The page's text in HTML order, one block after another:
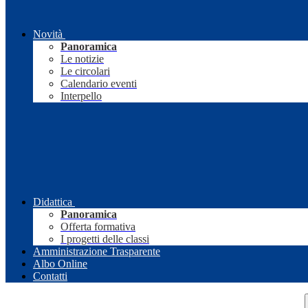
Novità
Panoramica
Le notizie
Le circolari
Calendario eventi
Interpello
Didattica
Panoramica
Offerta formativa
I progetti delle classi
Amministrazione Trasparente
Albo Online
Contatti